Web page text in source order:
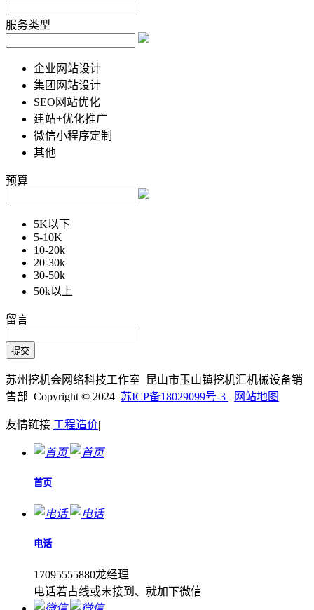
服务类型
企业网站设计
集团网站设计
SEO网站优化
建站+优化推广
微信小程序定制
其他
预算
5K以下
5-10K
10-20k
20-30k
30-50k
50k以上
留言
苏州挖机会网络科技工作室 昆山市玉山镇挖机汇机械设备销
售部 Copyright © 2024 苏ICP备18029099号-3 网站地图
友情链接 工程造价|
首页
电话
17095555880龙经理
电话若占线或未接到、就加下微信